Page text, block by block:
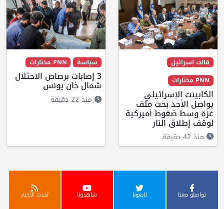
قالت اسرائيل
PNN مختارات
الكابينت الإسرائيلي
يواصل الأحد بحث ملف
غزة وسط ضغوط أميركية
لوقف إطلاق النار
منذ 42 دقيقة
سياسة PNN مختارات
3 إصابات برصاص الاحتلال
شمال خان يونس
منذ 22 دقيقة
تواصلو معنا تابعونا شاهدونا أحدث الأخبار